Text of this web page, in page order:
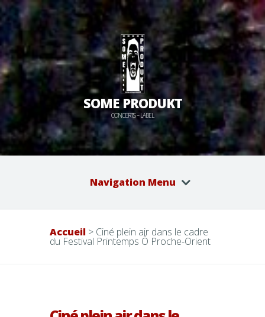
SOME PRODUKT
CONCERTS – LABEL
Navigation Menu
Accueil > Ciné plein air dans le cadre
du Festival Printemps Ô Proche-Orient